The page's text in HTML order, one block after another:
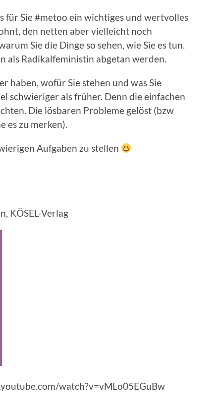
für Sie #metoo ein wichtiges und wertvolles
den netten aber vielleicht noch
Sie die Dinge so sehen, wie Sie es tun.
als Radikalfeministin abgetan werden.
haben, wofür Sie stehen und was Sie
schwieriger als früher. Denn die einfachen
Die lösbaren Probleme gelöst (bzw
es zu merken).
Aufgaben zu stellen
KÖSEL-Verlag
watch?v=vMLo05EGuBw